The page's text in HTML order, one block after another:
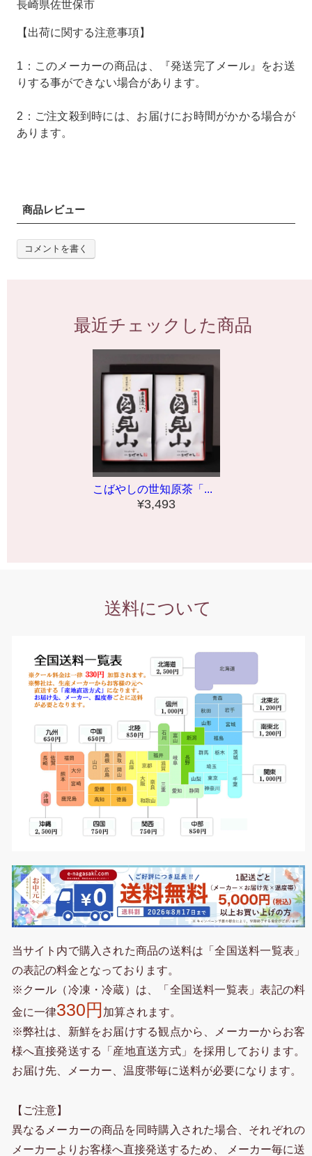
長崎県佐世保市
【出荷に関する注意事項】
1：このメーカーの商品は、『発送完了メール』をお送
りする事ができない場合があります。
2：ご注文殺到時には、お届けにお時間がかかる場合が
あります。
商品レビュー
コメントを書く
最近チェックした商品
こばやしの世知原茶「...
¥3,493
送料について
当サイト内で購入された商品の送料は「全国送料一覧表」
の表記の料金となっております。
※クール（冷凍・冷蔵）は、「全国送料一覧表」表記の料
金に一律330円 加算されます。
※弊社は、新鮮をお届けする観点から、メーカーからお客
様へ直接発送する「産地直送方式」を採用しております。
お届け先、メーカー、温度帯毎に送料が必要になります。
【ご注意】
異なるメーカーの商品を同時購入された場合、それぞれの
メーカーよりお客様へ直接発送するため、 メーカー毎に送